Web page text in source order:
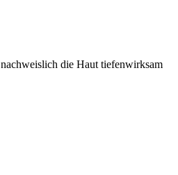
die Haut tiefenwirksam